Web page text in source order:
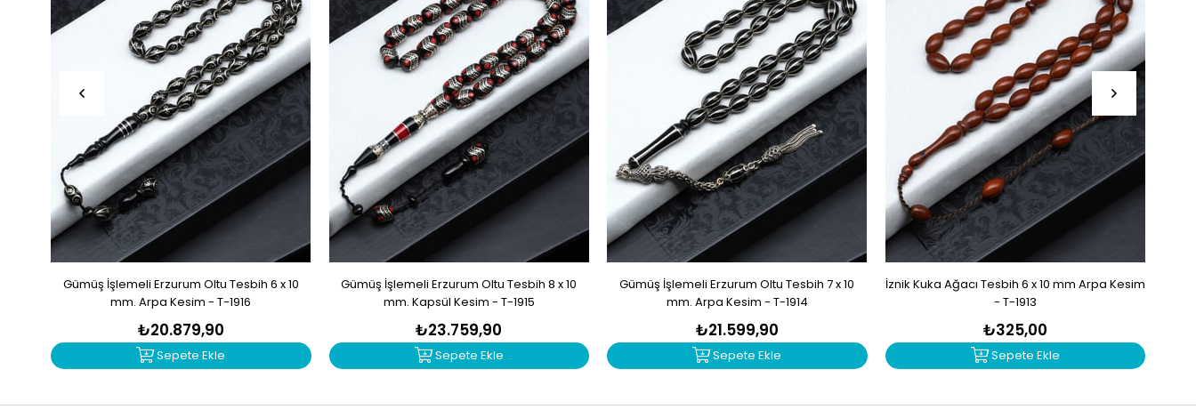
Gümüş İşlemeli Erzurum Oltu Tesbih 6 x 10
mm. Arpa Kesim - T-1916
₺20.879,90
Sepete Ekle
Gümüş İşlemeli Erzurum Oltu Tesbih 8 x 10
mm. Kapsül Kesim - T-1915
₺23.759,90
Sepete Ekle
Gümüş İşlemeli Erzurum Oltu Tesbih 7 x 10
mm. Arpa Kesim - T-1914
₺21.599,90
Sepete Ekle
İznik Kuka Ağacı Tesbih 6 x 10 mm Arpa Kesim
- T-1913
₺325,00
Sepete Ekle